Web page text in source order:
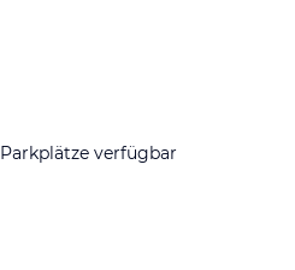
Parkplätze verfügbar